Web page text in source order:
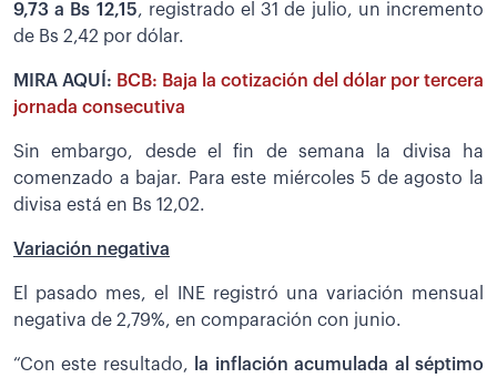
9,73 a Bs 12,15, registrado el 31 de julio, un incremento
de Bs 2,42 por dólar.
MIRA AQUÍ: BCB: Baja la cotización del dólar por tercera
jornada consecutiva
Sin embargo, desde el fin de semana la divisa ha
comenzado a bajar. Para este miércoles 5 de agosto la
divisa está en Bs 12,02.
Variación negativa
El pasado mes, el INE registró una variación mensual
negativa de 2,79%, en comparación con junio.
“Con este resultado,
la inflación acumulada al séptimo